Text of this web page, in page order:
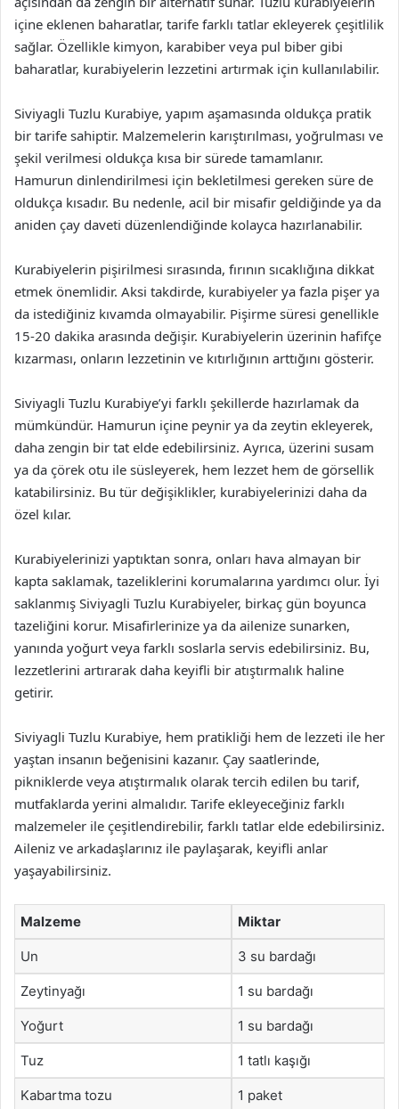
içine eklenen baharatlar, tarife farklı tatlar ekleyerek çeşitlilik
sağlar. Özellikle kimyon, karabiber veya pul biber gibi
baharatlar, kurabiyelerin lezzetini artırmak için kullanılabilir.
Siviyagli Tuzlu Kurabiye, yapım aşamasında oldukça pratik
bir tarife sahiptir. Malzemelerin karıştırılması, yoğrulması ve
şekil verilmesi oldukça kısa bir sürede tamamlanır.
Hamurun dinlendirilmesi için bekletilmesi gereken süre de
oldukça kısadır. Bu nedenle, acil bir misafir geldiğinde ya da
aniden çay daveti düzenlendiğinde kolayca hazırlanabilir.
Kurabiyelerin pişirilmesi sırasında, fırının sıcaklığına dikkat
etmek önemlidir. Aksi takdirde, kurabiyeler ya fazla pişer ya
da istediğiniz kıvamda olmayabilir. Pişirme süresi genellikle
15-20 dakika arasında değişir. Kurabiyelerin üzerinin hafifçe
kızarması, onların lezzetinin ve kıtırlığının arttığını gösterir.
Siviyagli Tuzlu Kurabiye’yi farklı şekillerde hazırlamak da
mümkündür. Hamurun içine peynir ya da zeytin ekleyerek,
daha zengin bir tat elde edebilirsiniz. Ayrıca, üzerini susam
ya da çörek otu ile süsleyerek, hem lezzet hem de görsellik
katabilirsiniz. Bu tür değişiklikler, kurabiyelerinizi daha da
özel kılar.
Kurabiyelerinizi yaptıktan sonra, onları hava almayan bir
kapta saklamak, tazeliklerini korumalarına yardımcı olur. İyi
saklanmış Siviyagli Tuzlu Kurabiyeler, birkaç gün boyunca
tazeliğini korur. Misafirlerinize ya da ailenize sunarken,
yanında yoğurt veya farklı soslarla servis edebilirsiniz. Bu,
lezzetlerini artırarak daha keyifli bir atıştırmalık haline
getirir.
Siviyagli Tuzlu Kurabiye, hem pratikliği hem de lezzeti ile her
yaştan insanın beğenisini kazanır. Çay saatlerinde,
pikniklerde veya atıştırmalık olarak tercih edilen bu tarif,
mutfaklarda yerini almalıdır. Tarife ekleyeceğiniz farklı
malzemeler ile çeşitlendirebilir, farklı tatlar elde edebilirsiniz.
Aileniz ve arkadaşlarınız ile paylaşarak, keyifli anlar
yaşayabilirsiniz.
Malzeme Miktar
Un 3 su bardağı
Zeytinyağı 1 su bardağı
Yoğurt 1 su bardağı
Tuz 1 tatlı kaşığı
Kabartma tozu 1 paket